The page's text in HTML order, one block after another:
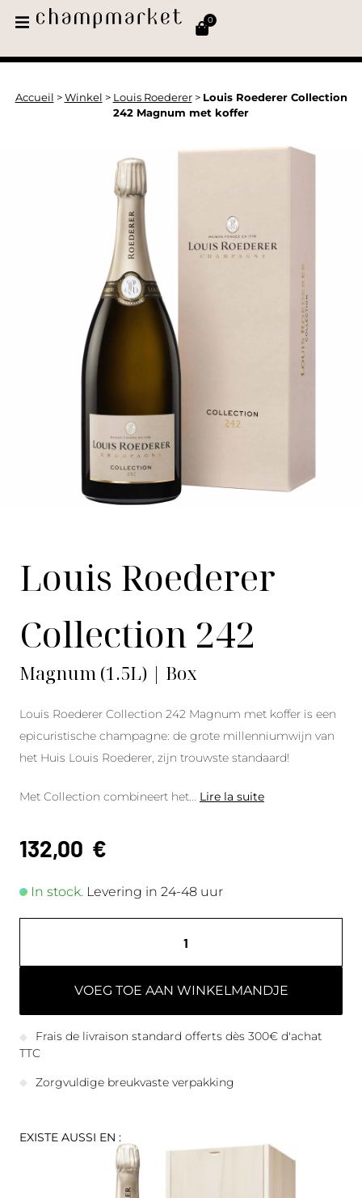
0
Accueil > Winkel > Louis Roederer> Louis Roederer Collection
242 Magnum met koffer
Louis Roederer
Collection 242
Magnum (1.5L) | Box
Louis Roederer Collection 242 Magnum met koffer is een
epicuristische champagne: de grote millenniumwijn van
het Huis Louis Roederer, zijn trouwste standaard!
Met Collection combineert het Lire la suite
132,00 €
In stock. Levering in 24-48 uur
VOEG TOE AAN WINKELMANDJE
Frais de livraison standard offerts dès 300€ d'achat
TTC
Zorgvuldige breukvaste verpakking
EXISTE AUSSI EN :